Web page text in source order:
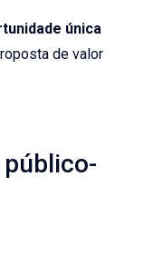
única
de valor